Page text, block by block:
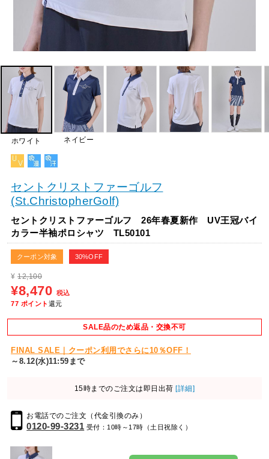
ホワイト ネイビー
セントクリストファーゴルフ
(St.ChristopherGolf)
セントクリストファーゴルフ 26年春夏新作 UV王冠バイ
カラー半袖ポロシャツ TL50101
クーポン対象 30%OFF
¥ 12,100
¥8,470 税込
77 ポイント 還元
SALE品のため返品・交換不可
FINAL SALE｜クーポン利用でさらに10％OFF！
～8.12(水)11:59まで
15時までのご注文は即日出荷 [詳細]
お電話でのご注文（代金引換のみ）
0120-99-3231 受付：10時～17時（土日祝除く）